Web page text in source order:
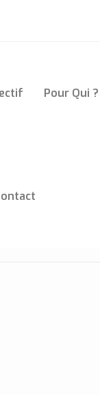
Pour Qui ?